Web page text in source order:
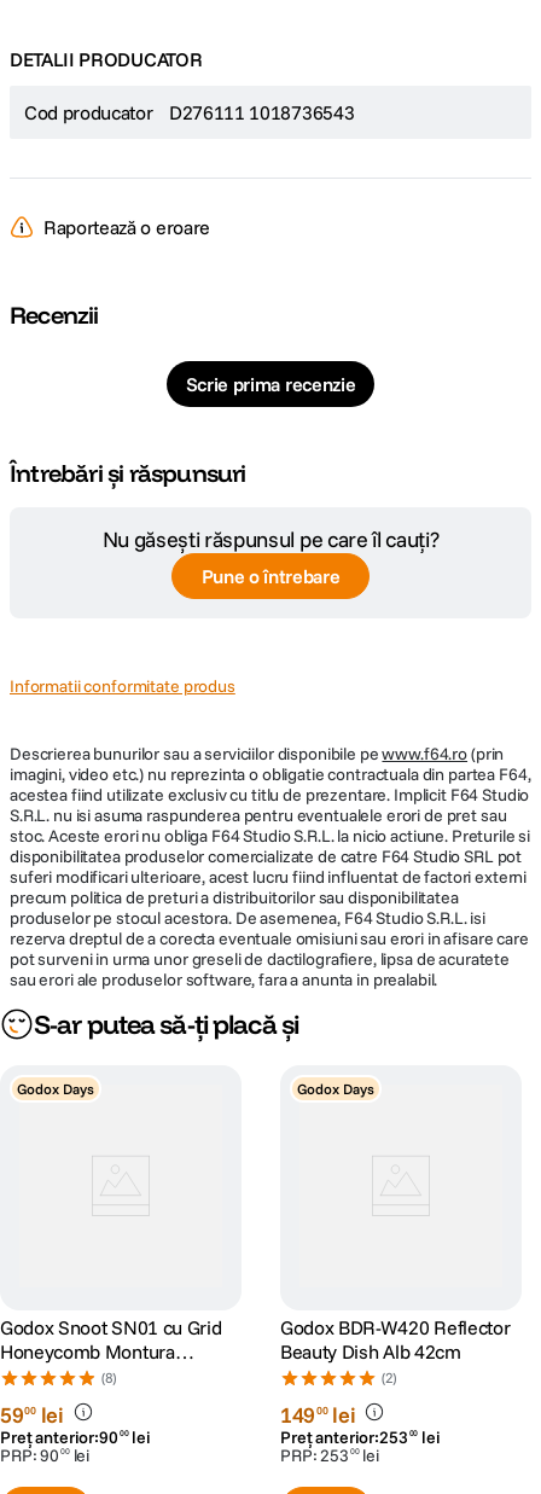
DETALII PRODUCATOR
Cod producator D276111 1018736543
Raportează o eroare
Recenzii
Scrie prima recenzie
Întrebări și răspunsuri
Nu găsești răspunsul pe care îl cauți?
Pune o întrebare
Informatii conformitate produs
Descrierea bunurilor sau a serviciilor disponibile pewww.f64.ro(prin
imagini, video etc.) nu reprezinta o obligatie contractuala din partea F64,
acestea fiind utilizate exclusiv cu titlu de prezentare. Implicit F64 Studio
S.R.L. nu isi asuma raspunderea pentru eventualele erori de pret sau
stoc. Aceste erori nu obliga F64 Studio S.R.L. la nicio actiune. Preturile si
disponibilitatea produselor comercializate de catre F64 Studio SRL pot
suferi modificari ulterioare, acest lucru fiind influentat de factori externi
precum politica de preturi a distribuitorilor sau disponibilitatea
produselor pe stocul acestora. De asemenea, F64 Studio S.R.L. isi
rezerva dreptul de a corecta eventuale omisiuni sau erori in afisare care
pot surveni in urma unor greseli de dactilografiere, lipsa de acuratete
sau erori ale produselor software, fara a anunta in prealabil.
S-ar putea să-ți placă și
Godox Days
Godox Snoot SN01 cu Grid
Honeycomb Montura
Bowens S
(8)
5900 lei
Preț anterior:90 00 lei
PRP:90 00 lei
Godox Days
Godox BDR-W420 Reflector
Beauty Dish Alb 42cm
(2)
14900 lei
Preț anterior:253 00 lei
PRP:253 00 lei